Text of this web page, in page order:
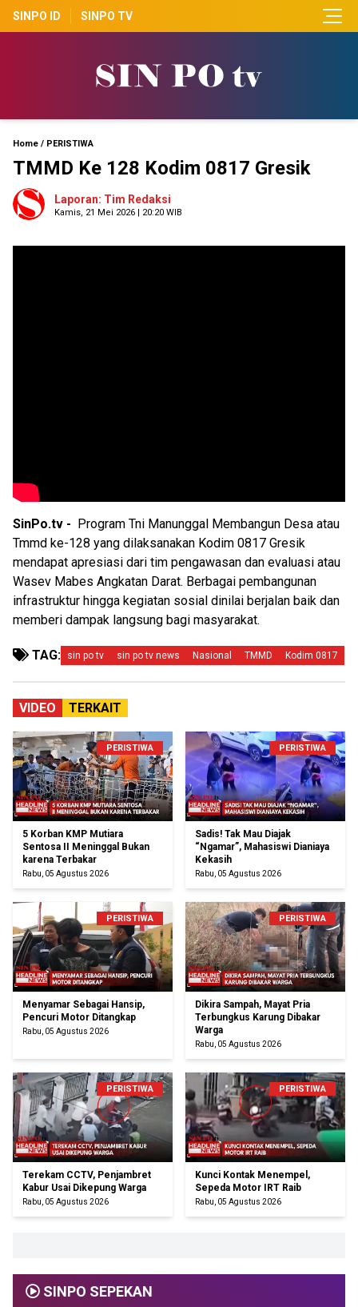
SINPO ID SINPO TV
Home / PERISTIWA
TMMD Ke 128 Kodim 0817 Gresik
Laporan: Tim Redaksi
Kamis, 21 Mei 2026 | 20:20 WIB
SinPo.tv -
Program Tni Manunggal Membangun Desa atau
Tmmd ke-128 yang dilaksanakan Kodim 0817 Gresik
mendapat apresiasi dari tim pengawasan dan evaluasi atau
Wasev Mabes Angkatan Darat. Berbagai pembangunan
infrastruktur hingga kegiatan sosial dinilai berjalan baik dan
memberi dampak langsung bagi masyarakat.
TAG: sin po tv sin po tv news Nasional TMMD Kodim 0817
VIDEO TERKAIT
PERISTIWA
5 Korban KMP Mutiara
Sentosa II Meninggal Bukan
karena Terbakar
Rabu, 05 Agustus 2026
PERISTIWA
Sadis! Tak Mau Diajak
“Ngamar”, Mahasiswi Dianiaya
Kekasih
Rabu, 05 Agustus 2026
PERISTIWA
Menyamar Sebagai Hansip,
Pencuri Motor Ditangkap
Rabu, 05 Agustus 2026
PERISTIWA
Dikira Sampah, Mayat Pria
Terbungkus Karung Dibakar
Warga
Rabu, 05 Agustus 2026
PERISTIWA
Terekam CCTV, Penjambret
Kabur Usai Dikepung Warga
Rabu, 05 Agustus 2026
PERISTIWA
Kunci Kontak Menempel,
Sepeda Motor IRT Raib
Rabu, 05 Agustus 2026
SINPO SEPEKAN